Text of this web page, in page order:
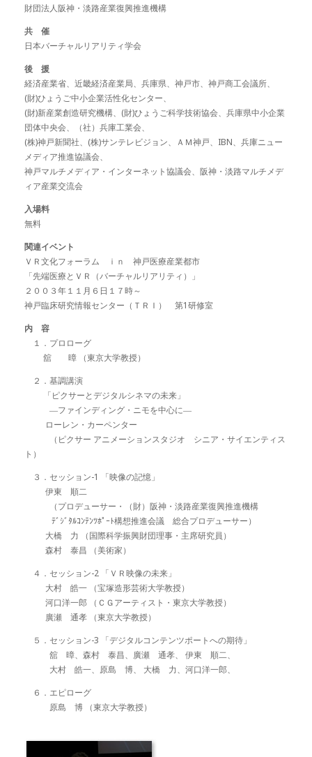
財団法人阪神・淡路産業復興推進機構
共 催
日本バーチャルリアリティ学会
後 援
経済産業省、近畿経済産業局、兵庫県、神戸市、神戸商工会議所、
(財)ひょうご中小企業活性化センター、
(財)新産業創造研究機構、(財)ひょうご科学技術協会、兵庫県中小企業
団体中央会、（社）兵庫工業会、
(株)神戸新聞社、(株)サンテレビジョン、ＡＭ神戸、IBN、兵庫ニュー
メディア推進協議会、
神戸マルチメディア・インターネット協議会、阪神・淡路マルチメデ
ィア産業交流会
入場料
無料
関連イベント
ＶＲ文化フォーラム ｉｎ 神戸医療産業都市
「先端医療とＶＲ（バーチャルリアリティ）」
２００３年１１月６日１７時～
神戸臨床研究情報センター（ＴＲＩ） 第1研修室
内 容
１．プロローグ
舘 暲 （東京大学教授）
２．基調講演
「ピクサーとデジタルシネマの未来」
―ファインディング・ニモを中心に―
ローレン・カーペンター
（ピクサー アニメーションスタジオ シニア・サイエンティス
ト）
３．セッション-1 「映像の記憶」
伊東 順二
（プロデューサー・（財）阪神・淡路産業復興推進機構
ﾃﾞｼﾞﾀﾙｺﾝﾃﾝﾂﾎﾟｰﾄ構想推進会議 総合プロデューサー）
大橋 力 （国際科学振興財団理事・主席研究員）
森村 泰昌 （美術家）
４．セッション-2 「ＶＲ映像の未来」
大村 皓一 （宝塚造形芸術大学教授）
河口洋一郎 （ＣＧアーティスト・東京大学教授）
廣瀬 通孝 （東京大学教授）
５．セッション-3 「デジタルコンテンツポートへの期待」
舘 暲、森村 泰昌、廣瀬 通孝、 伊東 順二、
大村 皓一、原島 博、 大橋 力、河口洋一郎、
６．エピローグ
原島 博 （東京大学教授）